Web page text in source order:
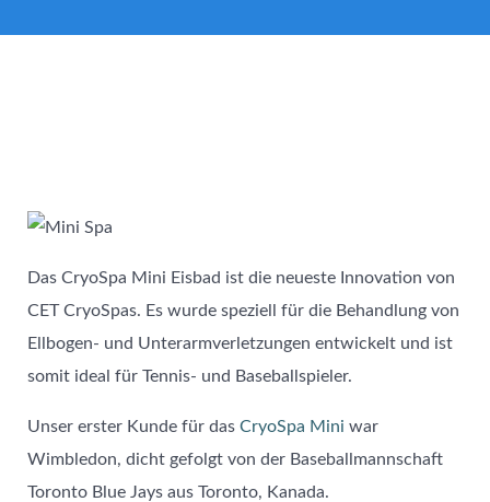
Das CryoSpa Mini Eisbad ist die neueste Innovation von
CET CryoSpas. Es wurde speziell für die Behandlung von
Ellbogen- und Unterarmverletzungen entwickelt und ist
somit ideal für Tennis- und Baseballspieler.
Unser erster Kunde für dasCryoSpa Mini war
Wimbledon, dicht gefolgt von der Baseballmannschaft
Toronto Blue Jays aus Toronto, Kanada.